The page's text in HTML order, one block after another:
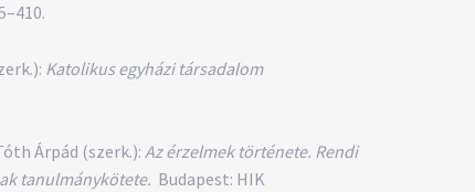
Katolikus egyházi társadalom
Árpád (szerk.): Az érzelmek története. Rendi
tanulmánykötete. Budapest: HIK